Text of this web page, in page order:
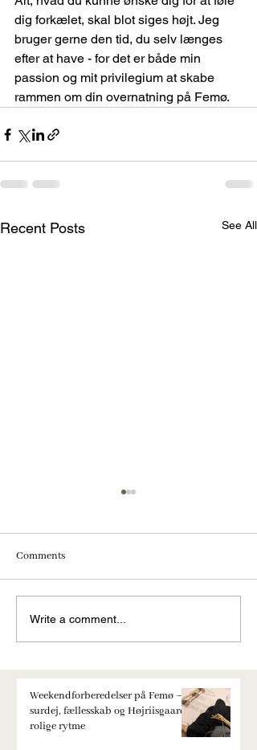
dig forkælet, skal blot siges højt. Jeg
bruger gerne den tid, du selv længes
efter at have - for det er både min
passion og mit privilegium at skabe
rammen om din overnatning på Femø.
Recent Posts See All
En overnatning på Femø -
nærende for krop og sjæl
Comments
Write a comment...
Weekendforberedelser på Femø –
surdej, fællesskab og Højriisgaards
rolige rytme